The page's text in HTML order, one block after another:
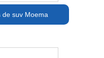
de suv Moema